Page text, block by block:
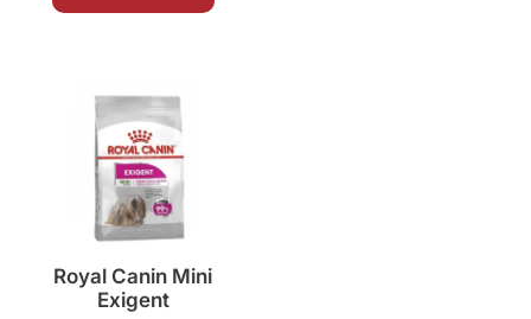
Royal Canin Mini
Exigent